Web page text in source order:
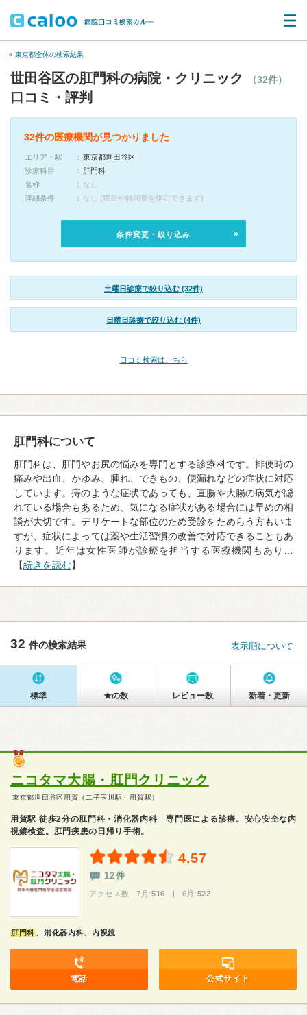
« 東京都全体の検索結果
世田谷区の肛門科の病院・クリニック （32件）
口コミ・評判
32件の医療機関が見つかりました
エリア・駅
東京都世田谷区
診療科目
肛門科
名称
なし
詳細条件
なし (曜日や時間帯を指定できます)
条件変更・絞り込み
土曜日診療で絞り込む (32件)
日曜日診療で絞り込む (4件)
口コミ検索はこちら
肛門科について
肛門科は、肛門やお尻の悩みを専門とする診療科です。排便時の
痛みや出血、かゆみ、腫れ、できもの、便漏れなどの症状に対応
しています。痔のような症状であっても、直腸や大腸の病気が隠
れている場合もあるため、気になる症状がある場合には早めの相
談が大切です。デリケートな部位のため受診をためらう方もいま
すが、症状によっては薬や生活習慣の改善で対応できることもあ
ります。近年は女性医師が診療を担当する医療機関もあり…
【続きを読む】
32 件の検索結果 表示順について
標準 ★の数 レビュー数 新着・更新
ニコタマ大腸・肛門クリニック
東京都世田谷区用賀（二子玉川駅、用賀駅）
用賀駅 徒歩2分の肛門科・消化器内科 専門医による診療。安心安全な内
視鏡検査。肛門疾患の日帰り手術。
4.57
12件
アクセス数 7月:516 | 6月:522
肛門科 、消化器内科、内視鏡
電話 公式サイト